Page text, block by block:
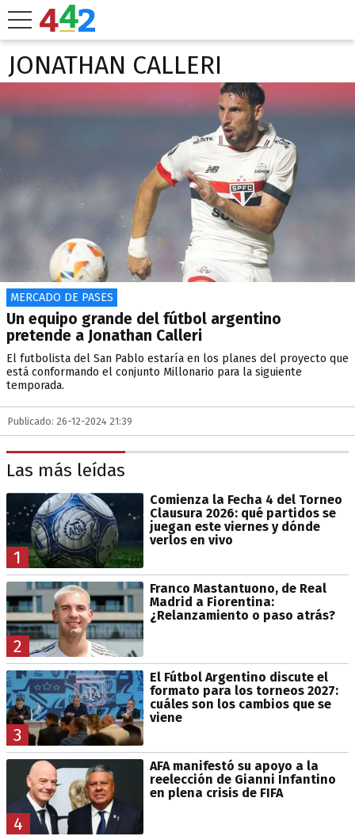
JONATHAN CALLERI
MERCADO DE PASES
Un equipo grande del fútbol argentino
pretende a Jonathan Calleri
El futbolista del San Pablo estaría en los planes del proyecto que
está conformando el conjunto Millonario para la siguiente
temporada.
Publicado: 26-12-2024 21:39
Las más leídas
1
Comienza la Fecha 4 del Torneo
Clausura 2026: qué partidos se
juegan este viernes y dónde
verlos en vivo
2
Franco Mastantuono, de Real
Madrid a Fiorentina:
¿Relanzamiento o paso atrás?
3
El Fútbol Argentino discute el
formato para los torneos 2027:
cuáles son los cambios que se
viene
4
AFA manifestó su apoyo a la
reelección de Gianni Infantino
en plena crisis de FIFA